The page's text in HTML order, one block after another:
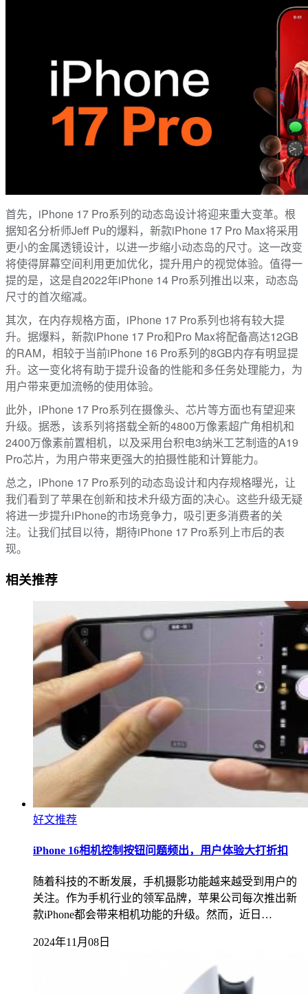
首先，iPhone 17 Pro系列的动态岛设计将迎来重大变革。根
据知名分析师Jeff Pu的爆料，新款iPhone 17 Pro Max将采用
更小的金属透镜设计，以进一步缩小动态岛的尺寸。这一改变
将使得屏幕空间利用更加优化，提升用户的视觉体验。值得一
提的是，这是自2022年iPhone 14 Pro系列推出以来，动态岛
尺寸的首次缩减。
其次，在内存规格方面，iPhone 17 Pro系列也将有较大提
升。据爆料，新款iPhone 17 Pro和Pro Max将配备高达12GB
的RAM，相较于当前iPhone 16 Pro系列的8GB内存有明显提
升。这一变化将有助于提升设备的性能和多任务处理能力，为
用户带来更加流畅的使用体验。
此外，iPhone 17 Pro系列在摄像头、芯片等方面也有望迎来
升级。据悉，该系列将搭载全新的4800万像素超广角相机和
2400万像素前置相机，以及采用台积电3纳米工艺制造的A19
Pro芯片，为用户带来更强大的拍摄性能和计算能力。
总之，iPhone 17 Pro系列的动态岛设计和内存规格曝光，让
我们看到了苹果在创新和技术升级方面的决心。这些升级无疑
将进一步提升iPhone的市场竞争力，吸引更多消费者的关
注。让我们拭目以待，期待iPhone 17 Pro系列上市后的表
现。
相关推荐
好文推荐
iPhone 16相机控制按钮问题频出，用户体验大打折扣
随着科技的不断发展，手机摄影功能越来越受到用户的
关注。作为手机行业的领军品牌，苹果公司每次推出新
款iPhone都会带来相机功能的升级。然而，近日…
2024年11月08日